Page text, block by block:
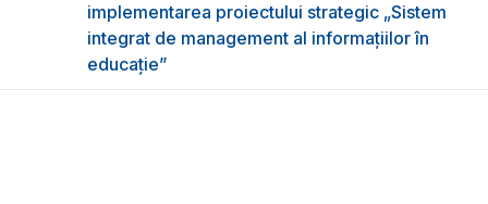
implementarea proiectului strategic „Sistem
integrat de management al informațiilor în
educație”